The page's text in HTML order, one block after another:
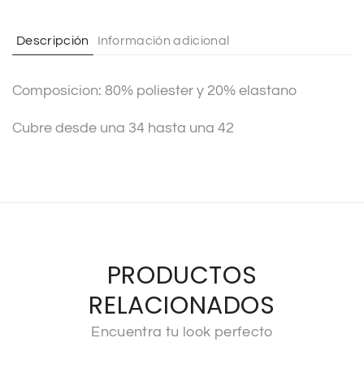
i
e
:
Descripción Información adicional
Composicion: 80% poliester y 20% elastano
Cubre desde una 34 hasta una 42
PRODUCTOS
RELACIONADOS
Encuentra tu look perfecto